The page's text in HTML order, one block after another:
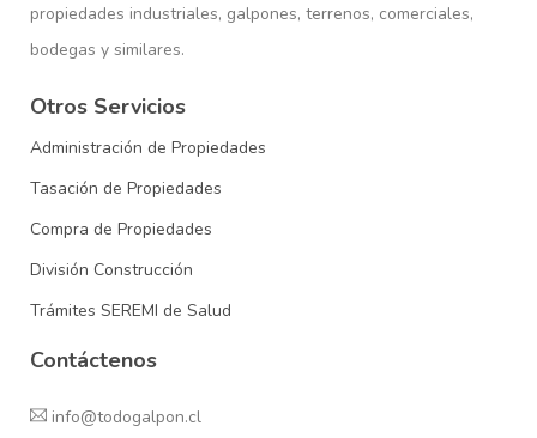
propiedades industriales, galpones, terrenos, comerciales,
bodegas y similares.
Otros Servicios
Administración de Propiedades
Tasación de Propiedades
Compra de Propiedades
División Construcción
Trámites SEREMI de Salud
Contáctenos
info@todogalpon.cl